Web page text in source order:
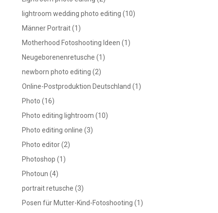
lightroom wedding photo editing (10)
Männer Portrait(1)
Motherhood Fotoshooting Ideen (1)
Neugeborenenretusche (1)
newborn photo editing (2)
Online-Postproduktion Deutschland (1)
Photo (16)
Photo editing lightroom (10)
Photo editing online (3)
Photo editor(2)
Photoshop (1)
Photoun (4)
portrait retusche (3)
Posen für Mutter-Kind-Fotoshooting (1)